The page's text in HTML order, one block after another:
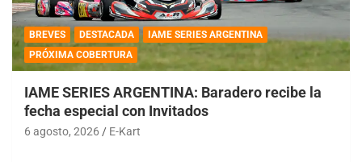
BREVES DESTACADA
IAME SERIES ARGENTINA
PRÓXIMA COBERTURA
IAME SERIES ARGENTINA: Baradero recibe la
fecha especial con Invitados
6 agosto, 2026 E-Kart